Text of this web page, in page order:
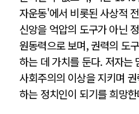
자운동'에서 비롯된 사상적
신앙을 억압의 도구가 아닌
원동력으로 보며, 권력의 도
하는 데 가치를 둔다. 저자는
사회주의의 이상을 지키며
하는 정치인이 되기를 희망